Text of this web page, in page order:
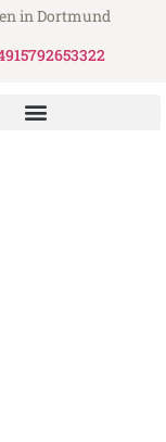
in Dortmund